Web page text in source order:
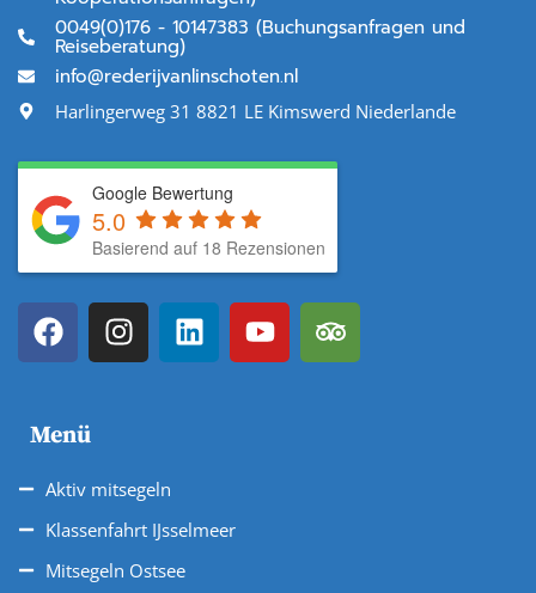
0049(0)176 - 10147383 (Buchungsanfragen und
Reiseberatung)
info@rederijvanlinschoten.nl
Harlingerweg 31 8821 LE Kimswerd Niederlande
Google Bewertung
5.0
Basierend auf 18 Rezensionen
Menü
Aktiv mitsegeln
Klassenfahrt IJsselmeer
Mitsegeln Ostsee